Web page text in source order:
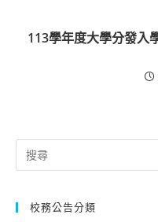
113學年度大學分發入
Search
for:
校務公告分類